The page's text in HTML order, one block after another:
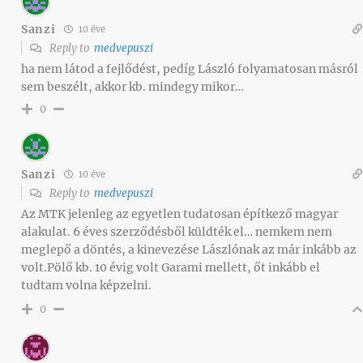
Sanzi 10 éve
Reply to medvepuszi
ha nem látod a fejlődést, pedíg László folyamatosan másról
sem beszélt, akkor kb. mindegy mikor…
0
Sanzi 10 éve
Reply to medvepuszi
Az MTK jelenleg az egyetlen tudatosan építkező magyar
alakulat. 6 éves szerződésből küldték el… nemkem nem
meglepő a döntés, a kinevezése Lászlónak az már inkább az
volt.Pölő kb. 10 évig volt Garami mellett, őt inkább el
tudtam volna képzelni.
0